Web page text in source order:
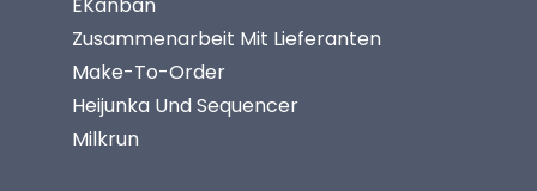
EKanban
Zusammenarbeit Mit Lieferanten
Make-To-Order
Heijunka Und Sequencer
Milkrun